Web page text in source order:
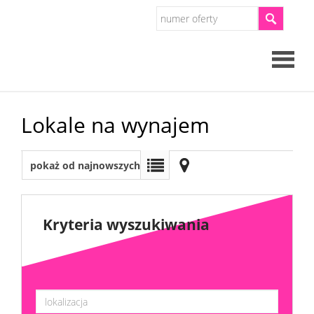
O
firmie
Oferty
Lokale na wynajem
pokaż od najnowszych
Kryteria wyszukiwania